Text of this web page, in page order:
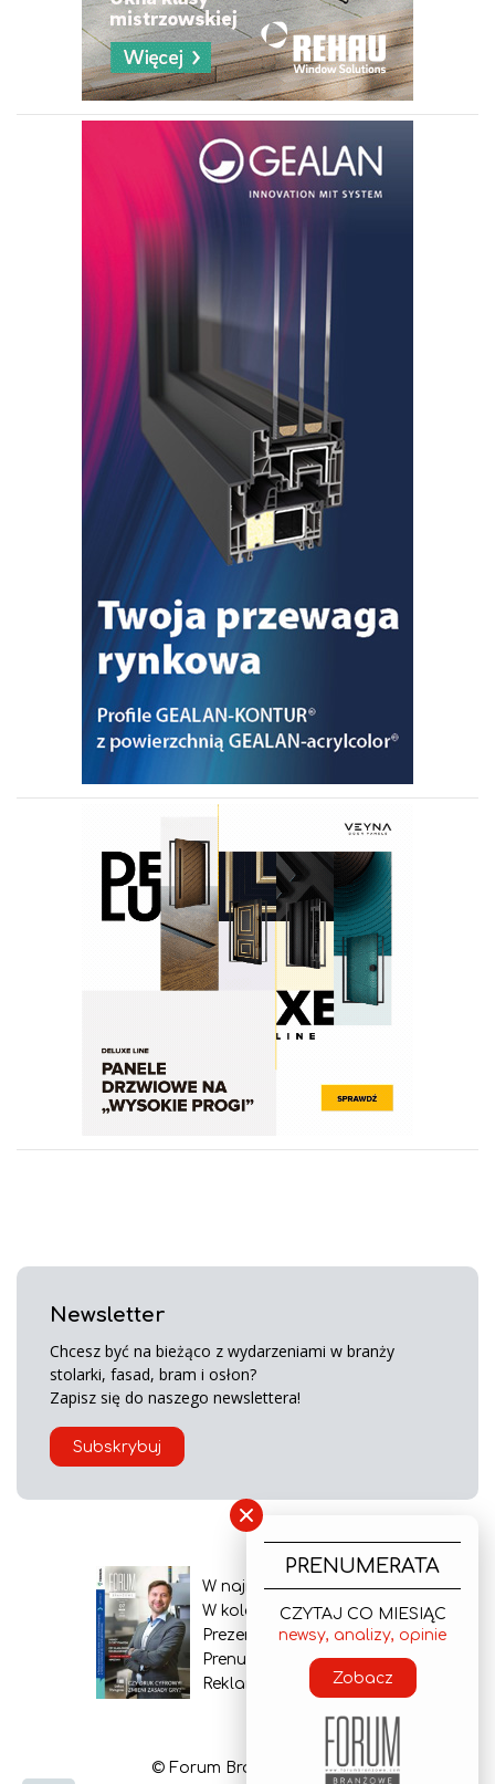
Newsletter
Chcesz być na bieżąco z wydarzeniami w branży
stolarki, fasad, bram i osłon?
Zapisz się do naszego newslettera!
Subskrybuj
W najnowszym wydaniu
W kolejnym numerze
Prezentacja gazety
Prenumerata
Reklama
© Forum Branżowe 2026
×
PRENUMERATA
CZYTAJ CO MIESIĄC
newsy, analizy, opinie
Zobacz